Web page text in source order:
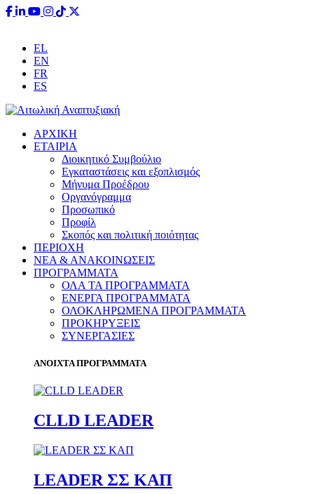
EL
EN
FR
ES
ΑΡΧΙΚΗ
ΕΤΑΙΡΙΑ
Διοικητικό Συμβούλιο
Εγκαταστάσεις και εξοπλισμός
Μήνυμα Προέδρου
Οργανόγραμμα
Προσωπικό
Προφίλ
Σκοπός και πολιτική ποιότητας
ΠΕΡΙΟΧΗ
ΝΕΑ & ΑΝΑΚΟΙΝΩΣΕΙΣ
ΠΡΟΓΡΑΜΜΑΤΑ
ΟΛΑ ΤΑ ΠΡΟΓΡΑΜΜΑΤΑ
ΕΝΕΡΓΑ ΠΡΟΓΡΑΜΜΑΤΑ
ΟΛΟΚΛΗΡΩΜΕΝΑ ΠΡΟΓΡΑΜΜΑΤΑ
ΠΡΟΚΗΡΥΞΕΙΣ
ΣΥΝΕΡΓΑΣΙΕΣ
ΑΝΟΙΧΤΑ ΠΡΟΓΡΑΜΜΑΤΑ
CLLD LEADER
LEADER ΣΣ ΚΑΠ